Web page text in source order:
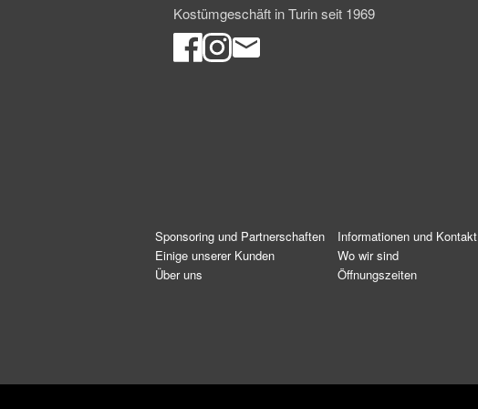
Kostümgeschäft in Turin seit 1969
Sponsoring und Partnerschaften
Einige unserer Kunden
Über uns
Informationen und Kontakt
Wo wir sind
Öffnungszeiten